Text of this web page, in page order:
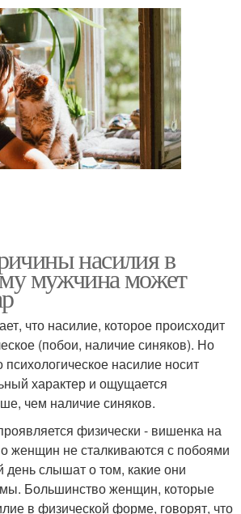
насилия в
мужчина может
что насилие, которое происходит
(побои, наличие синяков). Но
насилие носит
характер и ощущается
чем наличие синяков.
физически - вишенка на
женщин не сталкиваются с побоями
день слышат о том, какие они
Большинство женщин, которые
в физической форме, говорят, что